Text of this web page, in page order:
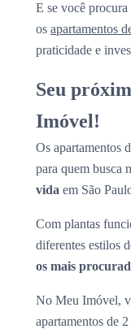
E se você
os apartamentos
praticidade e
Seu
Imóvel!
Os apartamentos
para quem busca
vida em São
Com plantas
diferentes estilos
os mais
No Meu Imóvel,
apartamentos de